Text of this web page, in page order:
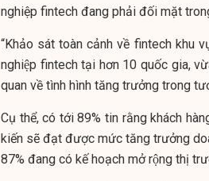
nghiệp fintech đang phải đối mặt
“Khảo sát toàn cảnh về fintech khu
nghiệp fintech tại hơn 10 quốc gia,
quan về tình hình tăng trưởng trong
Cụ thể, có tới 89% tin rằng khách
kiến sẽ đạt được mức tăng trưởng
87% đang có kế hoạch mở rộng thị